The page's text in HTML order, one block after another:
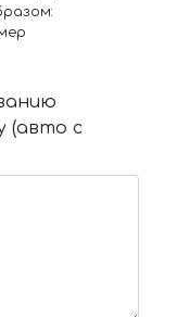
(авто с